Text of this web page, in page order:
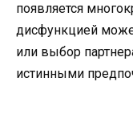
появляется
дисфункцией
или выбор
истинными